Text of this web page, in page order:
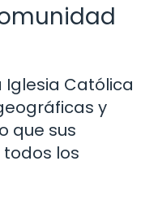
Iglesia Católica
y
que sus
los